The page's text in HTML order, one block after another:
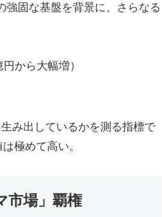
強固な基盤を背景に、さらなる
から大幅増）
み出しているかを測る指標で
極めて高い。
市場」覇権